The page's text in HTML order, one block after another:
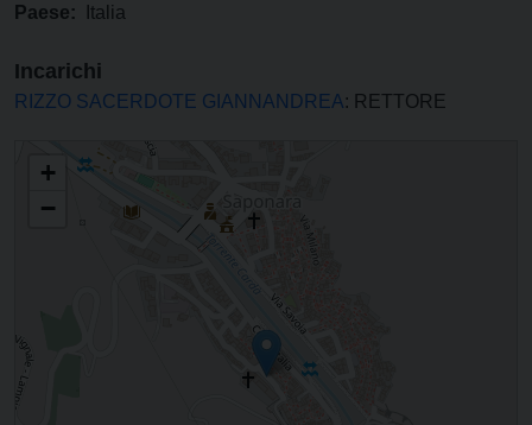
Paese:
Italia
Incarichi
RIZZO SACERDOTE GIANNANDREA: RETTORE
CHIESA EX CONVENTUALE DELL'IMMACOLATA
+
−